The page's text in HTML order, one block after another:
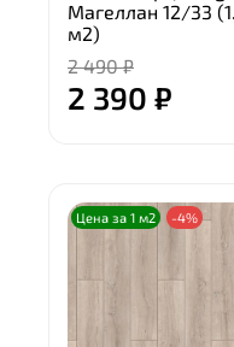
Магеллан 12/33
м2)
2 490 ₽
2 390 ₽
Цена за 1 м2 -4%